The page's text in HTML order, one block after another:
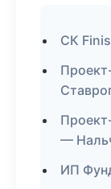
СК
—
ИП